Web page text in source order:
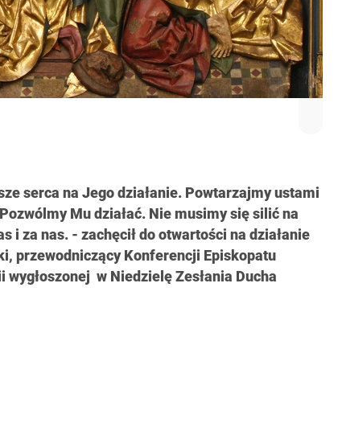
serca na Jego działanie. Powtarzajmy ustami
Mu działać. Nie musimy się silić na
i za nas. - zachęcił do otwartości na działanie
przewodniczący Konferencji Episkopatu
w Niedzielę Zesłania Ducha